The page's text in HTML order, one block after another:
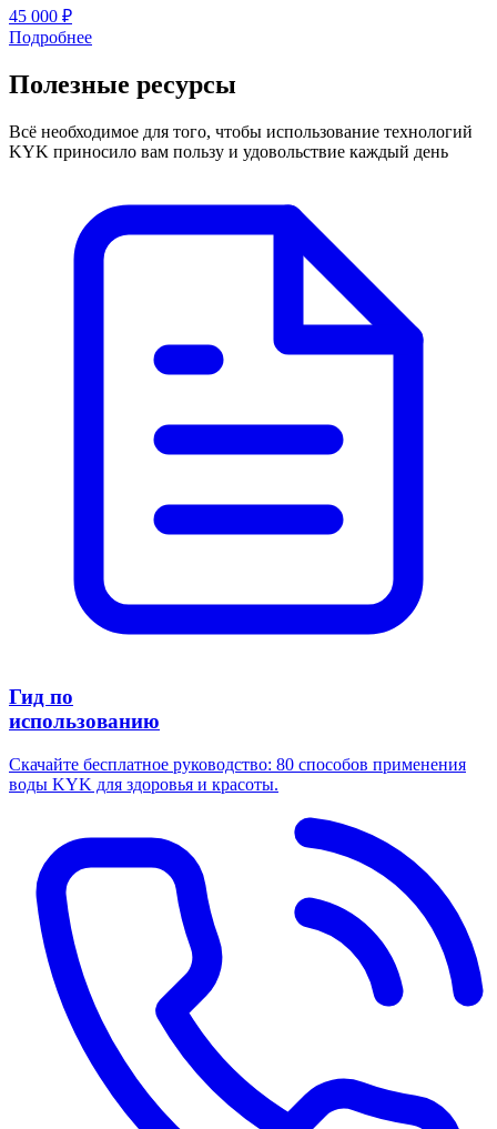
45 000 ₽
Подробнее
Полезные ресурсы
Всё необходимое для того, чтобы использование технологий
KYK приносило вам пользу и удовольствие каждый день
Гид по
использованию
Скачайте бесплатное руководство: 80 способов применения
воды KYK для здоровья и красоты.